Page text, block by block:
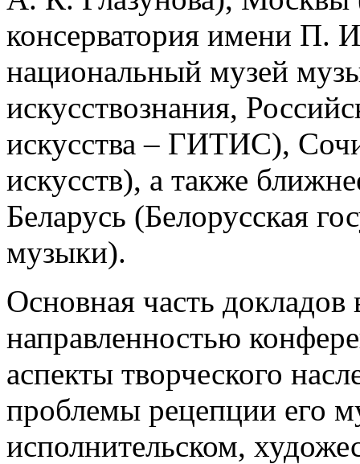
консерватория имени П.
национальный музей
искусствознания,
искусства – ГИТИС),
искусств), а также
Беларусь (Белорусская
музыки).
Основная часть докладов
направленностью
аспекты творческого
проблемы рецепции его
исполнительском,